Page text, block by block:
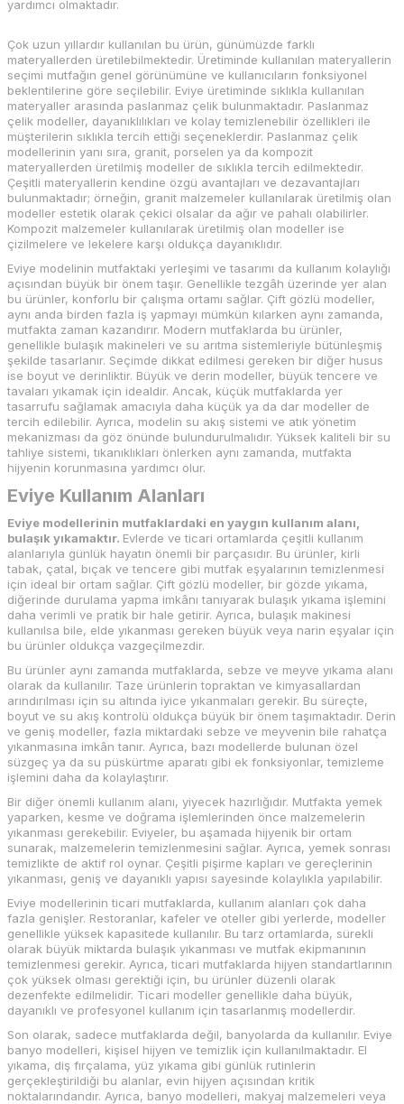
yardımcı olmaktadır.
Çok uzun yıllardır kullanılan bu ürün, günümüzde farklı
materyallerden üretilebilmektedir. Üretiminde kullanılan materyallerin
seçimi mutfağın genel görünümüne ve kullanıcıların fonksiyonel
beklentilerine göre seçilebilir. Eviye üretiminde sıklıkla kullanılan
materyaller arasında paslanmaz çelik bulunmaktadır. Paslanmaz
çelik modeller, dayanıklılıkları ve kolay temizlenebilir özellikleri ile
müşterilerin sıklıkla tercih ettiği seçeneklerdir. Paslanmaz çelik
modellerinin yanı sıra, granit, porselen ya da kompozit
materyallerden üretilmiş modeller de sıklıkla tercih edilmektedir.
Çeşitli materyallerin kendine özgü avantajları ve dezavantajları
bulunmaktadır; örneğin, granit malzemeler kullanılarak üretilmiş olan
modeller estetik olarak çekici olsalar da ağır ve pahalı olabilirler.
Kompozit malzemeler kullanılarak üretilmiş olan modeller ise
çizilmelere ve lekelere karşı oldukça dayanıklıdır.
Eviye modelinin mutfaktaki yerleşimi ve tasarımı da kullanım kolaylığı
açısından büyük bir önem taşır. Genellikle tezgâh üzerinde yer alan
bu ürünler, konforlu bir çalışma ortamı sağlar. Çift gözlü modeller,
aynı anda birden fazla iş yapmayı mümkün kılarken aynı zamanda,
mutfakta zaman kazandırır. Modern mutfaklarda bu ürünler,
genellikle bulaşık makineleri ve su arıtma sistemleriyle bütünleşmiş
şekilde tasarlanır. Seçimde dikkat edilmesi gereken bir diğer husus
ise boyut ve derinliktir. Büyük ve derin modeller, büyük tencere ve
tavaları yıkamak için idealdir. Ancak, küçük mutfaklarda yer
tasarrufu sağlamak amacıyla daha küçük ya da dar modeller de
tercih edilebilir. Ayrıca, modelin su akış sistemi ve atık yönetim
mekanizması da göz önünde bulundurulmalıdır. Yüksek kaliteli bir su
tahliye sistemi, tıkanıklıkları önlerken aynı zamanda, mutfakta
hijyenin korunmasına yardımcı olur.
Eviye Kullanım Alanları
Eviye modellerinin mutfaklardaki en yaygın kullanım alanı,
bulaşık yıkamaktır. Evlerde ve ticari ortamlarda çeşitli kullanım
alanlarıyla günlük hayatın önemli bir parçasıdır. Bu ürünler, kirli
tabak, çatal, bıçak ve tencere gibi mutfak eşyalarının temizlenmesi
için ideal bir ortam sağlar. Çift gözlü modeller, bir gözde yıkama,
diğerinde durulama yapma imkânı tanıyarak bulaşık yıkama işlemini
daha verimli ve pratik bir hale getirir. Ayrıca, bulaşık makinesi
kullanılsa bile, elde yıkanması gereken büyük veya narin eşyalar için
bu ürünler oldukça vazgeçilmezdir.
Bu ürünler aynı zamanda mutfaklarda, sebze ve meyve yıkama alanı
olarak da kullanılır. Taze ürünlerin topraktan ve kimyasallardan
arındırılması için su altında iyice yıkanmaları gerekir. Bu süreçte,
boyut ve su akış kontrolü oldukça büyük bir önem taşımaktadır. Derin
ve geniş modeller, fazla miktardaki sebze ve meyvenin bile rahatça
yıkanmasına imkân tanır. Ayrıca, bazı modellerde bulunan özel
süzgeç ya da su püskürtme aparatı gibi ek fonksiyonlar, temizleme
işlemini daha da kolaylaştırır.
Bir diğer önemli kullanım alanı, yiyecek hazırlığıdır. Mutfakta yemek
yaparken, kesme ve doğrama işlemlerinden önce malzemelerin
yıkanması gerekebilir. Eviyeler, bu aşamada hijyenik bir ortam
sunarak, malzemelerin temizlenmesini sağlar. Ayrıca, yemek sonrası
temizlikte de aktif rol oynar. Çeşitli pişirme kapları ve gereçlerinin
yıkanması, geniş ve dayanıklı yapısı sayesinde kolaylıkla yapılabilir.
Eviye modellerinin ticari mutfaklarda, kullanım alanları çok daha
fazla genişler. Restoranlar, kafeler ve oteller gibi yerlerde, modeller
genellikle yüksek kapasitede kullanılır. Bu tarz ortamlarda, sürekli
olarak büyük miktarda bulaşık yıkanması ve mutfak ekipmanının
temizlenmesi gerekir. Ayrıca, ticari mutfaklarda hijyen standartlarının
çok yüksek olması gerektiği için, bu ürünler düzenli olarak
dezenfekte edilmelidir. Ticari modeller genellikle daha büyük,
dayanıklı ve profesyonel kullanım için tasarlanmış modellerdir.
Son olarak, sadece mutfaklarda değil, banyolarda da kullanılır. Eviye
banyo modelleri, kişisel hijyen ve temizlik için kullanılmaktadır. El
yıkama, diş fırçalama, yüz yıkama gibi günlük rutinlerin
gerçekleştirildiği bu alanlar, evin hijyen açısından kritik
noktalarındandır. Ayrıca, banyo modelleri, makyaj malzemeleri veya